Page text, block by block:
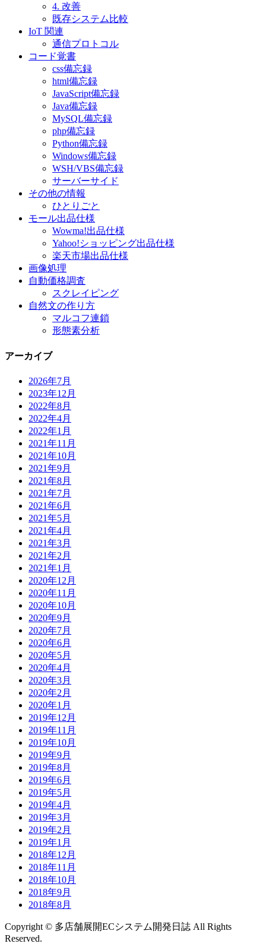
4. 改善
既存システム比較
IoT 関連
通信プロトコル
コード覚書
css備忘録
html備忘録
JavaScript備忘録
Java備忘録
MySQL備忘録
php備忘録
Python備忘録
Windows備忘録
WSH/VBS備忘録
サーバーサイド
その他の情報
ひとりごと
モール出品仕様
Wowma!出品仕様
Yahoo!ショッピング出品仕様
楽天市場出品仕様
画像処理
自動価格調査
スクレイピング
自然文の作り方
マルコフ連鎖
形態素分析
アーカイブ
2026年7月
2023年12月
2022年8月
2022年4月
2022年1月
2021年11月
2021年10月
2021年9月
2021年8月
2021年7月
2021年6月
2021年5月
2021年4月
2021年3月
2021年2月
2021年1月
2020年12月
2020年11月
2020年10月
2020年9月
2020年7月
2020年6月
2020年5月
2020年4月
2020年3月
2020年2月
2020年1月
2019年12月
2019年11月
2019年10月
2019年9月
2019年8月
2019年6月
2019年5月
2019年4月
2019年3月
2019年2月
2019年1月
2018年12月
2018年11月
2018年10月
2018年9月
2018年8月
Copyright © 多店舗展開ECシステム開発日誌 All Rights
Reserved.